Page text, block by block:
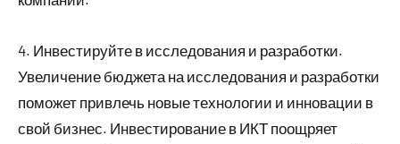
4. Инвестируйте в исследования и разработки.
Увеличение бюджета на исследования и разработки
поможет привлечь новые технологии и инновации в
свой бизнес. Инвестирование в ИКТ поощряет